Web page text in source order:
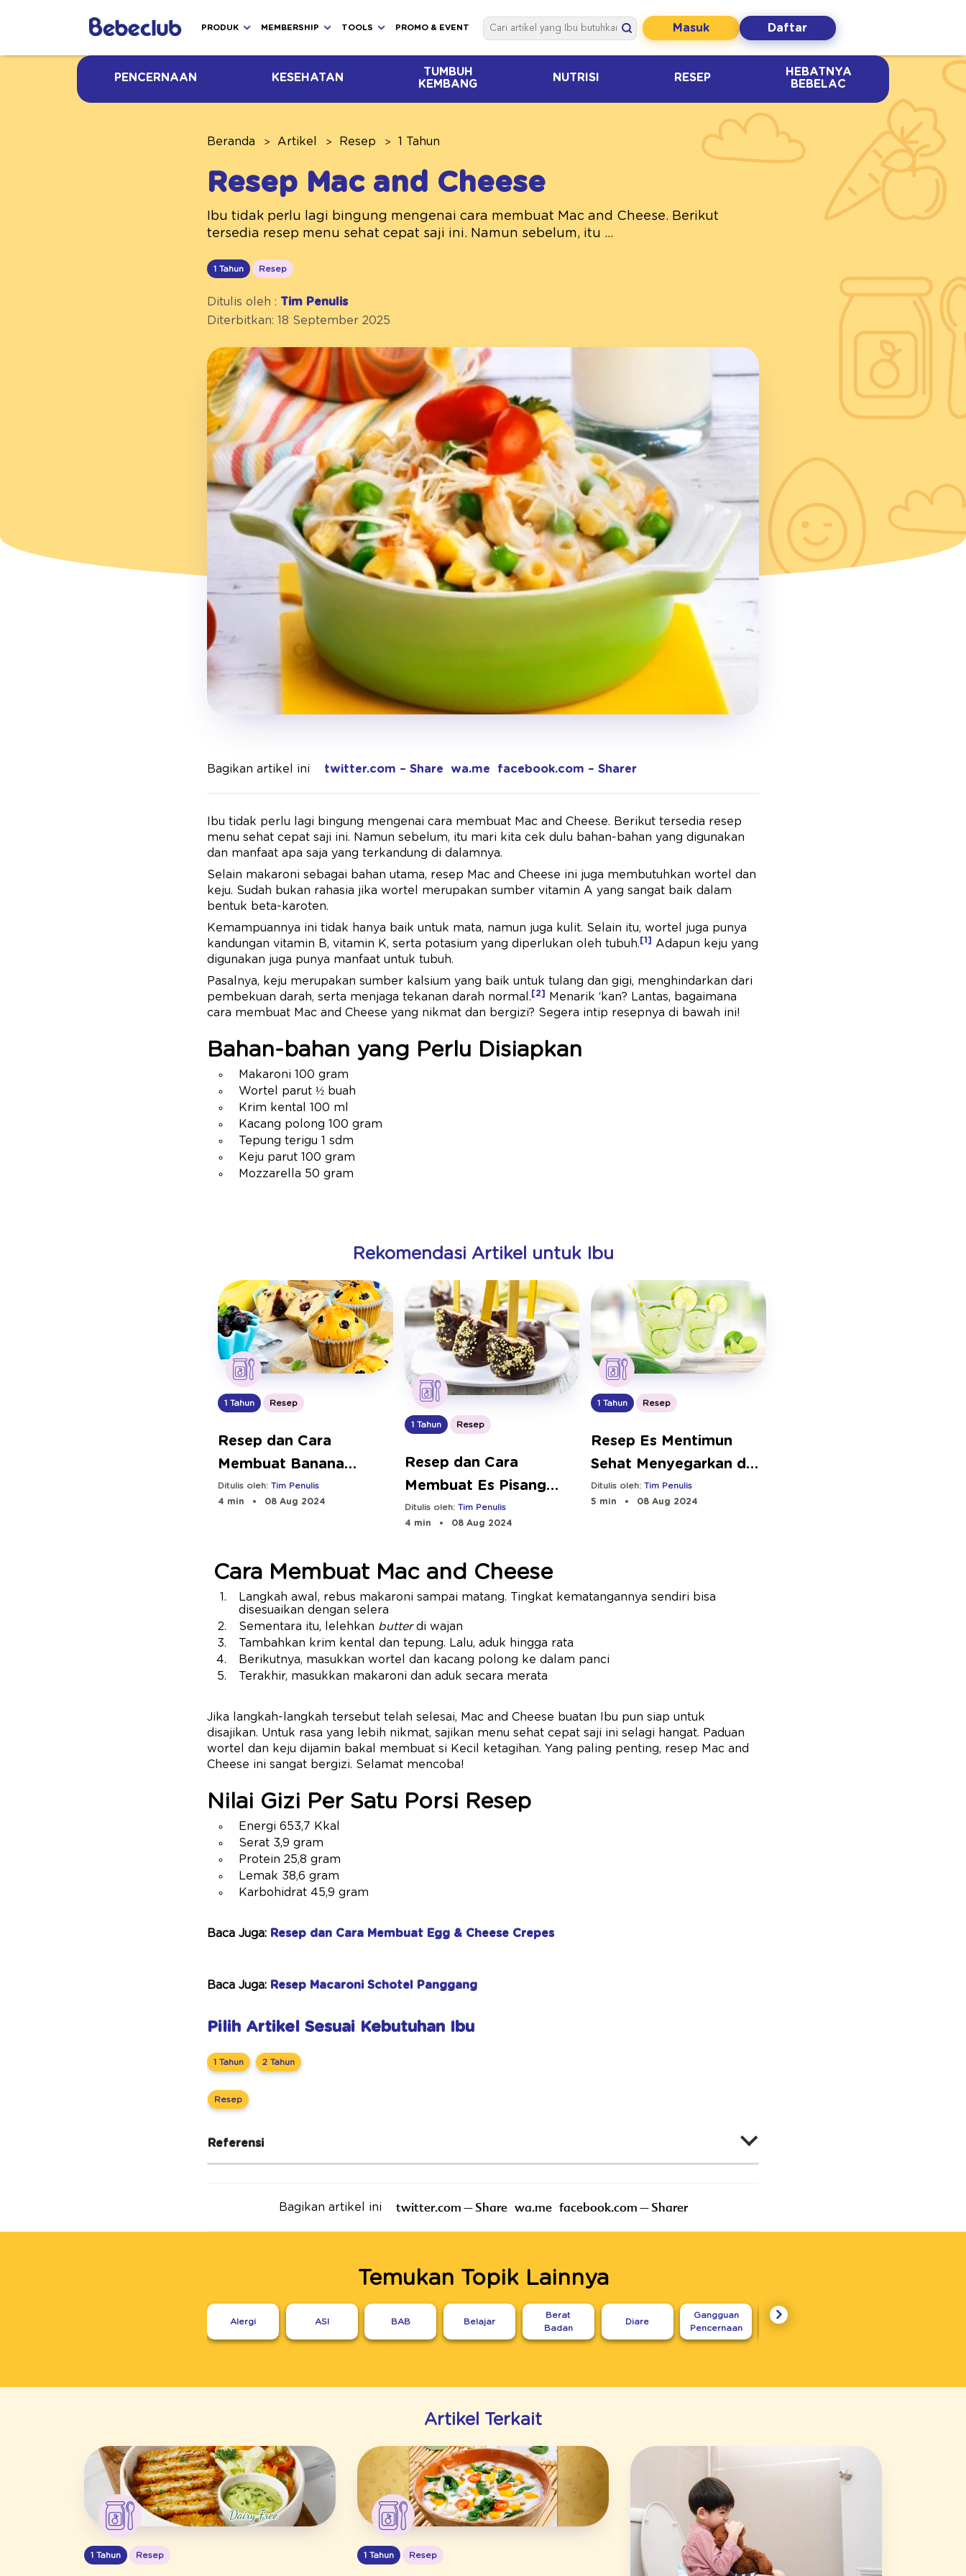
PRODUK MEMBERSHIP TOOLS PROMO & EVENT Masuk Daftar
PENCERNAAN KESEHATAN
TUMBUH
KEMBANG
NUTRISI RESEP
HEBATNYA
BEBELAC
Beranda Artikel Resep 1 Tahun
Resep Mac and Cheese
Ibu tidak perlu lagi bingung mengenai cara membuat Mac and Cheese. Berikut
tersedia resep menu sehat cepat saji ini. Namun sebelum, itu ...
1 Tahun Resep
Ditulis oleh : Tim Penulis
Diterbitkan: 18 September 2025
Bagikan artikel ini twitter.com – Share wa.me facebook.com – Sharer
Ibu tidak perlu lagi bingung mengenai cara membuat Mac and Cheese. Berikut tersedia resep
menu sehat cepat saji ini. Namun sebelum, itu mari kita cek dulu bahan-bahan yang digunakan
dan manfaat apa saja yang terkandung di dalamnya.
Selain makaroni sebagai bahan utama, resep Mac and Cheese ini juga membutuhkan wortel dan
keju. Sudah bukan rahasia jika wortel merupakan sumber vitamin A yang sangat baik dalam
bentuk beta-karoten.
Kemampuannya ini tidak hanya baik untuk mata, namun juga kulit. Selain itu, wortel juga punya
kandungan vitamin B, vitamin K, serta potasium yang diperlukan oleh tubuh. [1]
Adapun keju yang
digunakan juga punya manfaat untuk tubuh.
Pasalnya, keju merupakan sumber kalsium yang baik untuk tulang dan gigi, menghindarkan dari
pembekuan darah, serta menjaga tekanan darah normal. [2]
Menarik ‘kan? Lantas, bagaimana
cara membuat Mac and Cheese yang nikmat dan bergizi? Segera intip resepnya di bawah ini!
Bahan-bahan yang Perlu Disiapkan
Makaroni 100 gram
Wortel parut ½ buah
Krim kental 100 ml
Kacang polong 100 gram
Tepung terigu 1 sdm
Keju parut 100 gram
Mozzarella 50 gram
Rekomendasi Artikel untuk Ibu
1 Tahun Resep
Resep dan Cara
Membuat Banana
Blueberry Muffin |
Ditulis oleh: Tim Penulis
4 min
08 Aug 2024
1 Tahun Resep
Resep dan Cara
Membuat Es Pisang
Coklat di Rumah
Ditulis oleh: Tim Penulis
4 min
08 Aug 2024
1 Tahun Resep
Resep Es Mentimun
Sehat Menyegarkan dan
Kaya Serat
Ditulis oleh:Tim Penulis
5 min
08 Aug 2024
Cara Membuat Mac and Cheese
Langkah awal, rebus makaroni sampai matang. Tingkat kematangannya sendiri bisa
disesuaikan dengan selera
Sementara itu, lelehkan butterdi wajan
Tambahkan krim kental dan tepung. Lalu, aduk hingga rata
Berikutnya, masukkan wortel dan kacang polong ke dalam panci
Terakhir, masukkan makaroni dan aduk secara merata
Jika langkah-langkah tersebut telah selesai, Mac and Cheese buatan Ibu pun siap untuk
disajikan. Untuk rasa yang lebih nikmat, sajikan menu sehat cepat saji ini selagi hangat. Paduan
wortel dan keju dijamin bakal membuat si Kecil ketagihan. Yang paling penting, resep Mac and
Cheese ini sangat bergizi. Selamat mencoba!
Nilai Gizi Per Satu Porsi Resep
Energi 653,7 Kkal
Serat 3,9 gram
Protein 25,8 gram
Lemak 38,6 gram
Karbohidrat 45,9 gram
Baca Juga: Resep dan Cara Membuat Egg & Cheese Crepes
Baca Juga: Resep Macaroni Schotel Panggang
Pilih Artikel Sesuai Kebutuhan Ibu
1 Tahun 2 Tahun
Resep
Referensi
Bagikan artikel ini twitter.com – Share wa.me facebook.com – Sharer
Temukan Topik Lainnya
Alergi ASI BAB Belajar
Berat
Badan
Diare
Gangguan
Pencernaan
Karakter
Artikel Terkait
1 Tahun Resep 1 Tahun Resep